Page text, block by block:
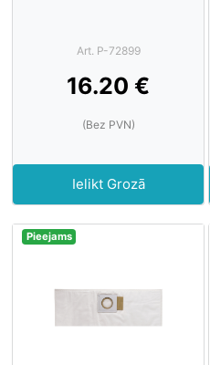
Art. P-72899
16.20 €
(Bez PVN)
Ielikt Grozā
Pieejams